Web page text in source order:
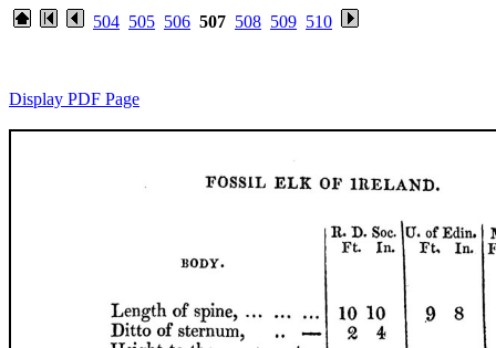
504 505 506 507 508 509 510
Display PDF Page